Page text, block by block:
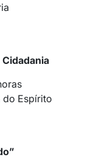
do Espírito